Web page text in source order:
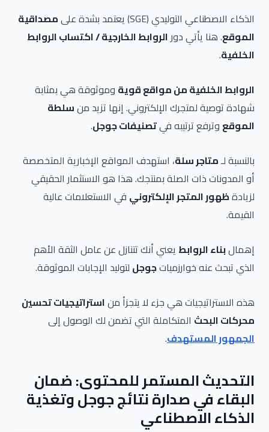
الذكاء الاصطناعي التوليدي (SGE) يعتمد بشدة على
مصداقية
الموقع. هنا يأتي دورالروابط الخارجية / اكتساب الروابط
الخلفية.
الروابط الخلفية من مواقع قوية وموثوقة هي بمثابة
شهادة توصية لمتجرك الإلكتروني. إنها تزيد منسلطة
الموقع وترفع ترتيبه فيتصنيفات جوجل.
بالنسبة لـمتاجر سلة، استهدف المواقع الإخبارية المتخصصة
أو المدونات ذات الصلة بمنتجك. هذا هو الاستثمار الحقيقي
لزيادةظهور المتجر الإلكتروني في الاستعلامات عالية
القيمة.
إهمالبناء الروابط يعني أنك تتنازل عن عامل الثقة الأهم
الذي تبحث عنه خوارزمياتجوجل لتوليد الإجابات الموثوقة.
هذه الاستراتيجيات هي جزء لا يتجزأ مناستراتيجيات تحسين
محركات البحث المتكاملة التي تضمن لك الوصول إلى
الجمهور المستهدف.
التحديث المستمر للمحتوى: ضمان
البقاء في صدارة نتائج جوجل وتغذية
الذكاء الاصطناعي